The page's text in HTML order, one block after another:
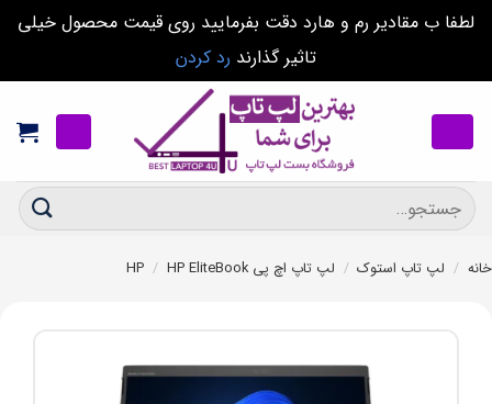
لطفا ب مقادیر رم و هارد دقت بفرمایید روی قیمت محصول خیلی
تاثیر گذارند رد کردن
content
جستجو
برای:
خانه / لپ تاپ استوک / لپ تاپ اچ پی HP / HP EliteBook